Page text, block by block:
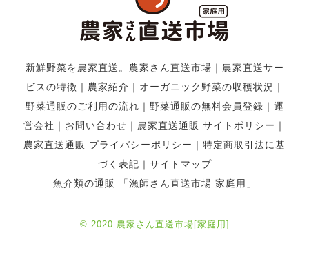
新鮮野菜を農家直送。農家さん直送市場 ｜ 農家直送サー
ビスの特徴 ｜ 農家紹介 ｜ オーガニック野菜の収穫状況 ｜
野菜通販のご利用の流れ ｜ 野菜通販の無料会員登録 ｜ 運
営会社 ｜ お問い合わせ ｜ 農家直送通販 サイトポリシー ｜
農家直送通販 プライバシーポリシー ｜ 特定商取引法に基
づく表記 ｜ サイトマップ
魚介類の通販 「漁師さん直送市場 家庭用」
© 2020 農家さん直送市場[家庭用]